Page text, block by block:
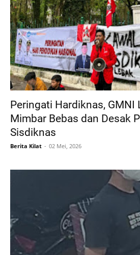
Peringati Hardiknas, GMNI
Mimbar Bebas dan Desak
Sisdiknas
Berita Kilat 02 Mei, 2026